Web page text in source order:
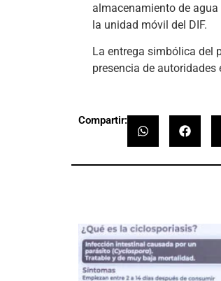
almacenamiento de
la unidad móvil del DIF.
La entrega simbólica del
presencia de
Compartir: